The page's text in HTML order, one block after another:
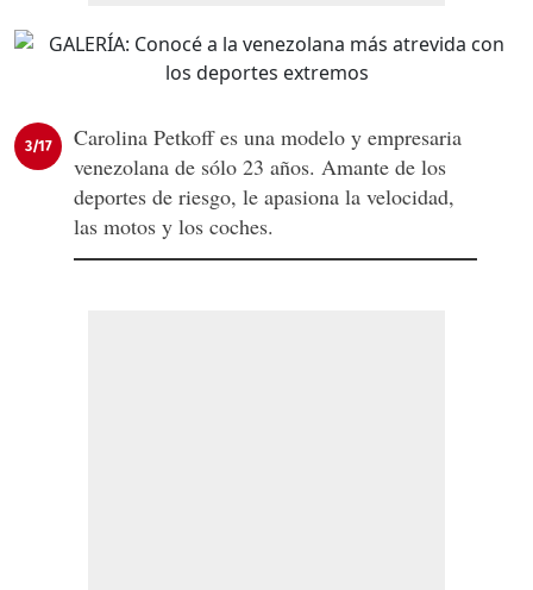
3/17
Carolina Petkoff es una modelo y empresaria
venezolana de sólo 23 años. Amante de los
deportes de riesgo, le apasiona la velocidad,
las motos y los coches.